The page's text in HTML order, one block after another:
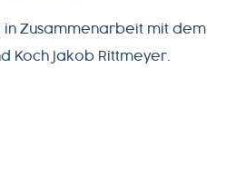
in Zusammenarbeit mit dem
Koch Jakob Rittmeyer.